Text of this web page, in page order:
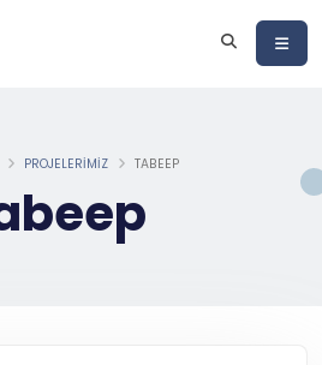
PROJELERIMIZ TABEEP